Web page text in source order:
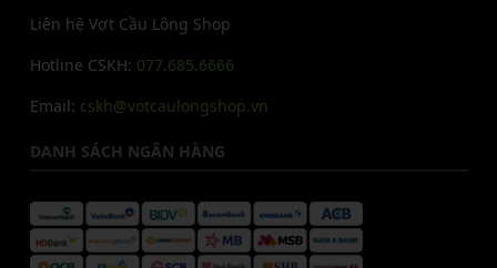
Liên hệ Vợt Cầu Lông Shop
Hotline CSKH: 077.685.6666
Email: cskh@votcaulongshop.vn
DANH SÁCH NGÂN HÀNG